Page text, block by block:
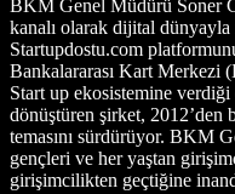
BKM Genel Müdürü Soner
kanalı olarak dijital dünyayla
Startupdostu.com
Bankalararası Kart Merkezi
Start up ekosistemine
dönüştüren şirket, 2012’den
temasını sürdürüyor. BKM
gençleri ve her yaştan
girişimcilikten geçtiğine